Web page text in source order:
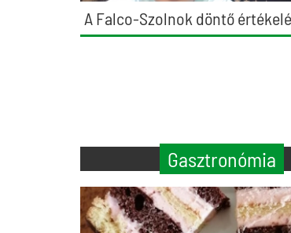
A Falco-Szolnok döntő
Gasztronómia